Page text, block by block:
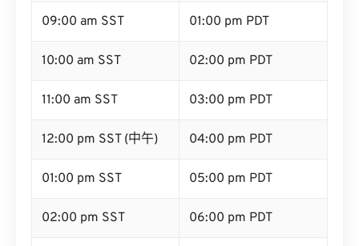
09:00 am SST 01:00 pm PDT
10:00 am SST 02:00 pm PDT
11:00 am SST 03:00 pm PDT
12:00 pm SST (中午) 04:00 pm PDT
01:00 pm SST 05:00 pm PDT
02:00 pm SST 06:00 pm PDT